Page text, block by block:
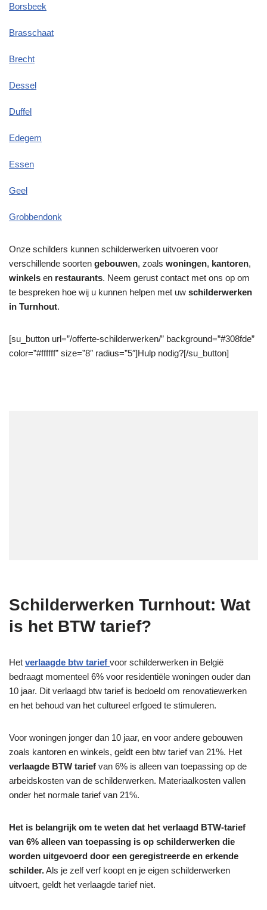
Borsbeek
Brasschaat
Brecht
Dessel
Duffel
Edegem
Essen
Geel
Grobbendonk
Onze schilders kunnen schilderwerken uitvoeren voor
verschillende soorten gebouwen, zoals woningen, kantoren,
winkels en restaurants. Neem gerust contact met ons op om
te bespreken hoe wij u kunnen helpen met uw schilderwerken
in Turnhout.
[su_button url=”/offerte-schilderwerken/” background=”#308fde”
color=”#ffffff” size=”8″ radius=”5″]Hulp nodig?[/su_button]
Schilderwerken Turnhout: Wat
is het BTW tarief?
Het verlaagde btw tarief voor schilderwerken in België
bedraagt ​​momenteel 6% voor residentiële woningen ouder dan
10 jaar. Dit verlaagd btw tarief is bedoeld om renovatiewerken
en het behoud van het cultureel erfgoed te stimuleren.
Voor woningen jonger dan 10 jaar, en voor andere gebouwen
zoals kantoren en winkels, geldt een btw tarief van 21%. Het
verlaagde BTW tarief van 6% is alleen van toepassing op de
arbeidskosten van de schilderwerken. Materiaalkosten vallen
onder het normale tarief van 21%.
Het is belangrijk om te weten dat het verlaagd BTW-tarief
van 6% alleen van toepassing is op schilderwerken die
worden uitgevoerd door een geregistreerde en erkende
schilder.Als je zelf verf koopt en je eigen schilderwerken
uitvoert, geldt het verlaagde tarief niet.